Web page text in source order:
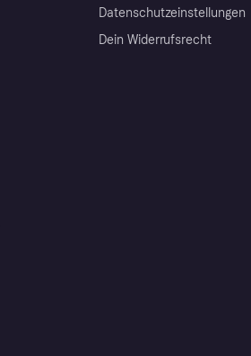
Datenschutzeinstellungen
Dein Widerrufsrecht